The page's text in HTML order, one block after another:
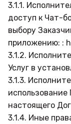
3.1.1.
доступ к Чат-
выбору
приложению: :
3.1.2.
Услуг в
3.1.3.
настоящего
3.1.4. Иные